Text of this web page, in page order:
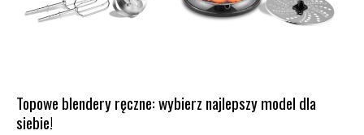
Topowe blendery ręczne: wybierz najlepszy model dla
siebie!